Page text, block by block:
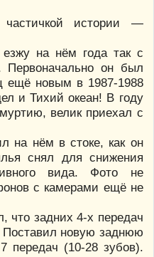
истории —
на нём года так с
Первоначально он был
ещё новым в 1987-1988
и Тихий океан! В году
велик приехал с
на нём в стоке, как он
снял для снижения
вида. Фото не
с камерами ещё не
что задних 4-х передач
новую заднюю
передач (10-28 зубов).